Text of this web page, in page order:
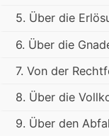
5. Über die
6. Über die
7. Von der
8. Über die
9. Über den